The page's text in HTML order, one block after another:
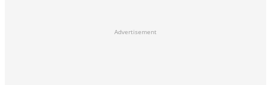
Advertisement